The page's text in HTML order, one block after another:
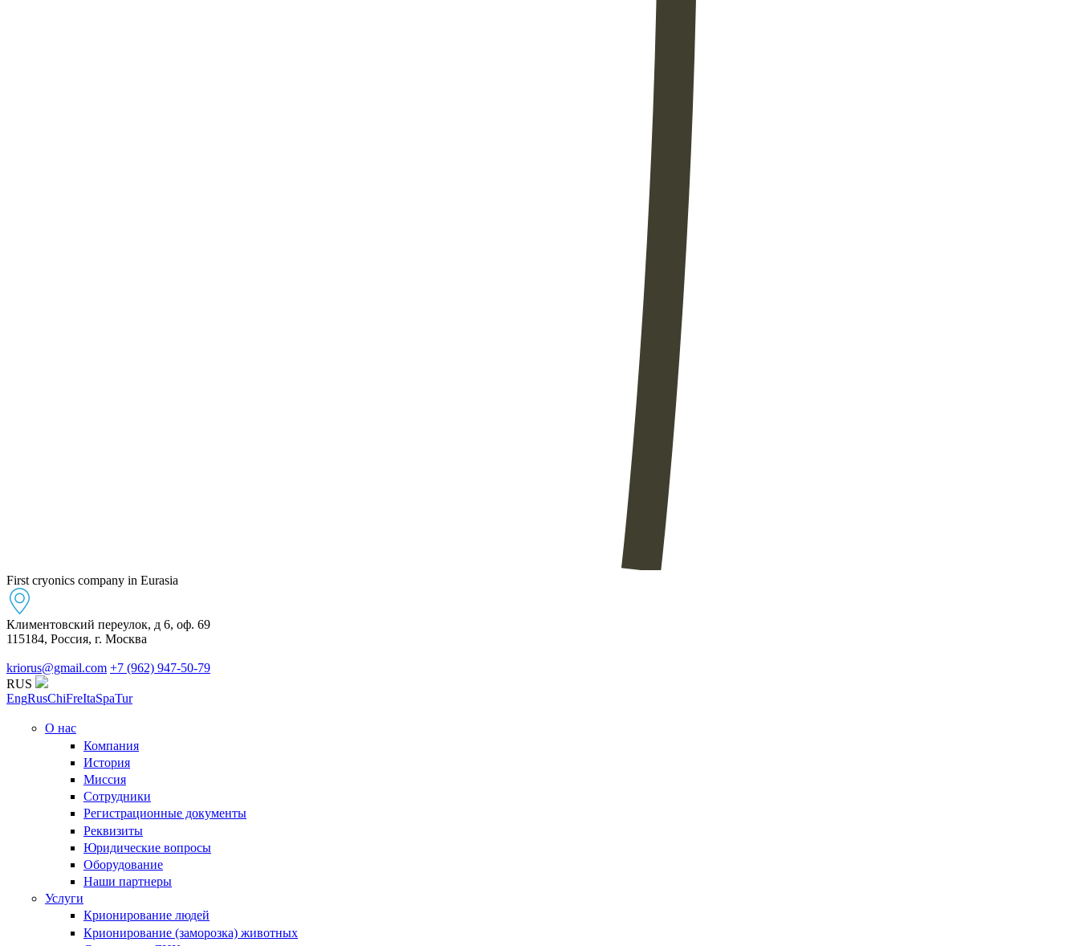
First cryonics company in Eurasia
Климентовский переулок, д 6, оф. 69
115184, Россия, г. Москва
kriorus@gmail.com +7 (962) 947-50-79
RUS
EngRusChiFreItaSpaTur
О нас
Компания
История
Миссия
Сотрудники
Регистрационные документы
Реквизиты
Юридические вопросы
Оборудование
Наши партнеры
Услуги
Крионирование людей
Крионирование (заморозка) животных